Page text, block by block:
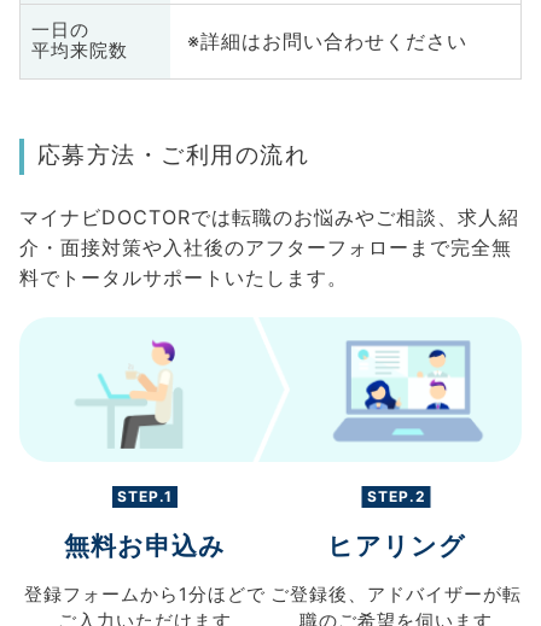
一日の
平均来院数
※詳細はお問い合わせください
応募方法・ご利用の流れ
マイナビDOCTORでは転職のお悩みやご相談、求人紹
介・面接対策や入社後のアフターフォローまで完全無
料でトータルサポートいたします。
STEP.1
無料お申込み
登録フォームから 1分ほどで
ご入力 いただけます
STEP.2
ヒアリング
ご登録後、 アドバイザーが転
職のご希望を伺います